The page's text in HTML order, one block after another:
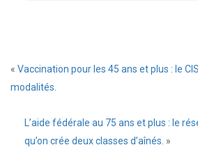
« Vaccination pour les 45 ans et plus : le
modalités.
L’aide fédérale au 75 ans et plus : le
qu’on crée deux classes d’aînés. »